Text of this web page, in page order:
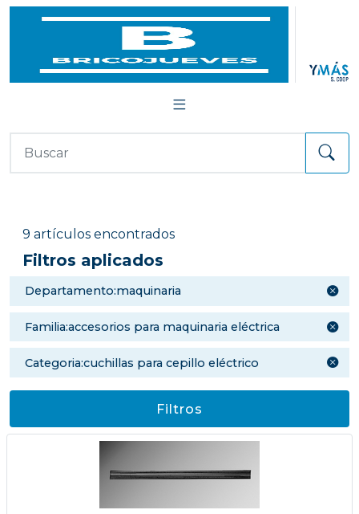
9 artículos encontrados
Filtros aplicados
departamento:maquinaria
familia:accesorios para maquinaria eléctrica
categoria:cuchillas para cepillo eléctrico
Filtros